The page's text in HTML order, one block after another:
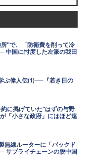
"で、「防衛費を削って冷
中国に忖度した左派の我田
ぶ偉人伝(1)──『若き日の
に掲げていた"はずの与野
「小さな政府」にはほど遠
無線ルーターに「バックド
サプライチェーンの脱中国